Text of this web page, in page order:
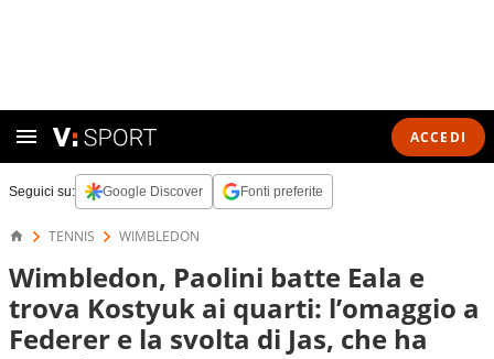
ACCEDI
Seguici su: Google Discover Fonti preferite
TENNIS WIMBLEDON
Wimbledon, Paolini batte Eala e
trova Kostyuk ai quarti: l’omaggio a
Federer e la svolta di Jas, che ha